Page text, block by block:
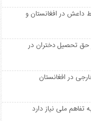
۴۰۰ نفر توسط داعش در افغانستان و
حق تحصیل دختران در
تفاهم ملی نیاز دارد